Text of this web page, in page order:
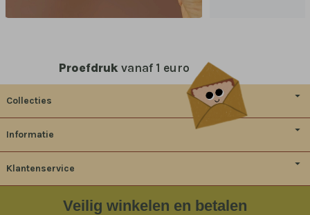
Proefdruk vanaf 1 euro
Collecties
Informatie
Klantenservice
Veilig winkelen en betalen